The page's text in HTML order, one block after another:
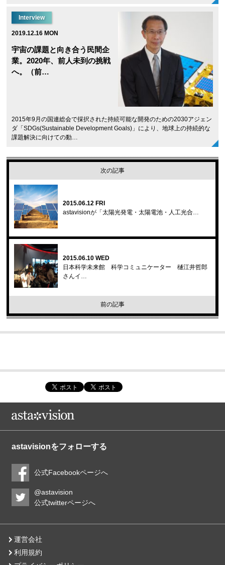
Interview
2019.12.16 MON
宇宙の課題と向き合う民間企
業。2020年、前人未到の挑戦
へ。（前…
2015年9月の国連総会で採択された持続可能な開発のための2030アジェン
ダ「SDGs(Sustainable Development Goals)」により、地球上の持続的な
課題解決に向けての動…
次の記事
2015.06.12 FRI
astavisionが「太陽光発電・太陽電池・人工光合…
2015.06.10 WED
日本科学未来館 科学コミュニケーター 樋江井哲郎
さんイ…
前の記事
astavisionをフォローする
公式Facebookページへ
@astavision
公式twitterページへ
運営会社
利用規約